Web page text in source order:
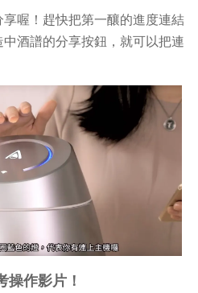
喔！趕快把第一釀的進度連結
酒譜的分享按鈕，就可以把連
作影片！